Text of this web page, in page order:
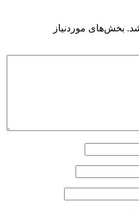
بخش‌های موردنیاز